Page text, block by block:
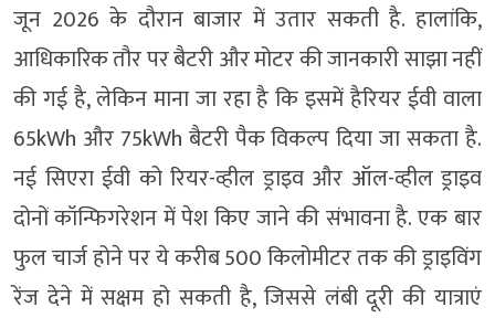
जून 2026 के दौरान बाजार में उतार सकती है. हालांकि,
आधिकारिक तौर पर बैटरी और मोटर की जानकारी साझा नहीं
की गई है, लेकिन माना जा रहा है कि इसमें हैरियर ईवी वाला
65kWh और 75kWh बैटरी पैक विकल्प दिया जा सकता है.
नई सिएरा ईवी को रियर-व्हील ड्राइव और ऑल-व्हील ड्राइव
दोनों कॉन्फिगरेशन में पेश किए जाने की संभावना है. एक बार
फुल चार्ज होने पर ये करीब 500 किलोमीटर तक की ड्राइविंग
रेंज देने में सक्षम हो सकती है, जिससे लंबी दूरी की यात्राएं